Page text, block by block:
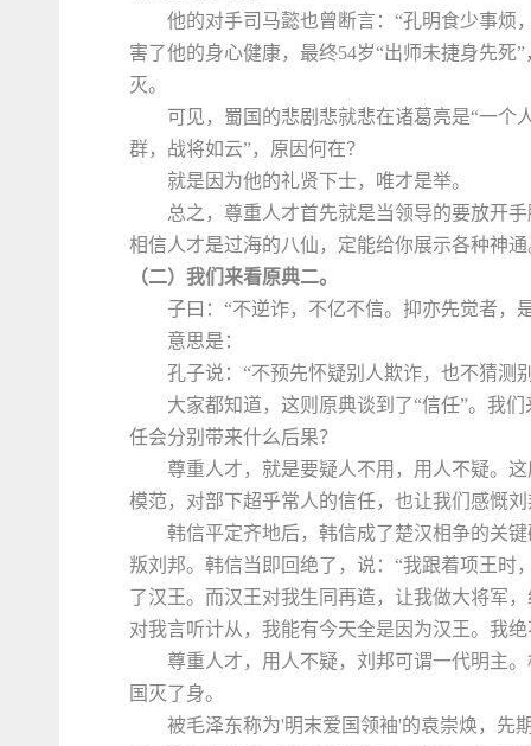
他的对手司马懿也曾断言：“孔明食少事烦
害了他的身心健康，最终54岁“出师未捷身先
灭。
可见，蜀国的悲剧悲就悲在诸葛亮是“一个
群，战将如云”，原因何在？
就是因为他的礼贤下士，唯才是举。
总之，尊重人才首先就是当领导的要放开
相信人才是过海的八仙，定能给你展示各种神通
（二）我们来看原典二。
子曰：“不逆诈，不亿不信。抑亦先觉者，
意思是：
孔子说：“不预先怀疑别人欺诈，也不猜测
大家都知道，这则原典谈到了“信任”。我
任会分别带来什么后果？
尊重人才，就是要疑人不用，用人不疑。
模范，对部下超乎常人的信任，也让我们感慨
韩信平定齐地后，韩信成了楚汉相争的关
叛刘邦。韩信当即回绝了，说：“我跟着项王时
了汉王。而汉王对我生同再造，让我做大将军
对我言听计从，我能有今天全是因为汉王。我
尊重人才，用人不疑，刘邦可谓一代明主
国灭了身。
被毛泽东称为'明末爱国领袖'的袁崇焕，先